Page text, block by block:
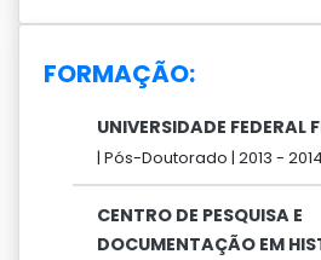
FORMAÇÃO:
UNIVERSIDADE FEDERAL
| Pós-Doutorado | 2013 - 2014
CENTRO DE PESQUISA E
DOCUMENTAÇÃO EM